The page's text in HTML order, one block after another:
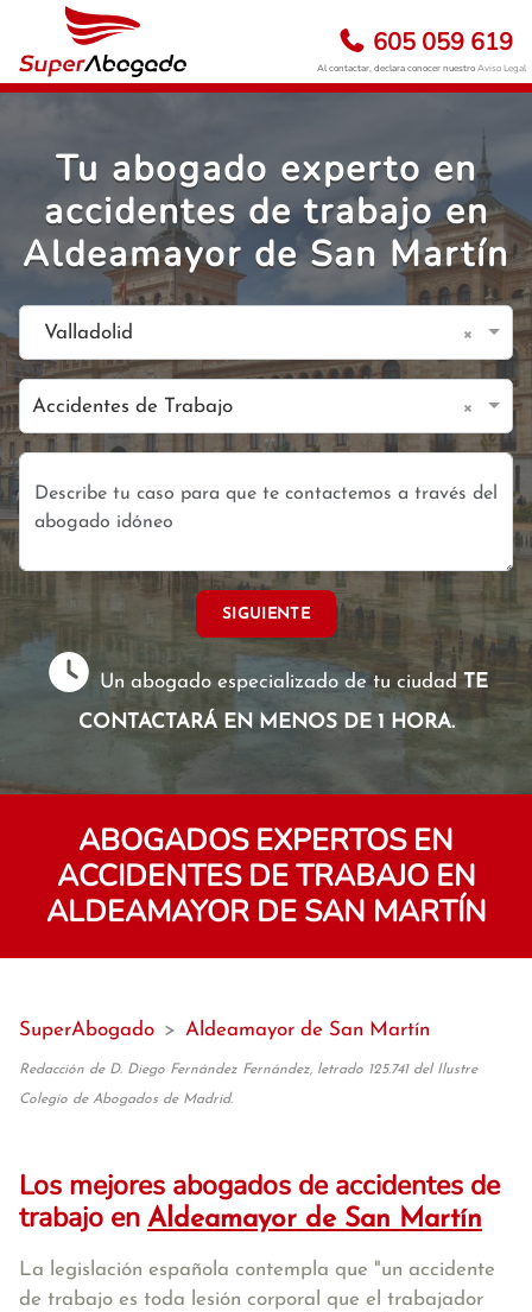
605 059 619
Al contactar, declara conocer nuestroAviso Legal
Tu abogado experto en
accidentes de trabajo en
Aldeamayor de San Martín
Valladolid ×
Accidentes de Trabajo ×
SIGUIENTE
Un abogado especializado de tu ciudadTE
CONTACTARÁ EN MENOS DE 1 HORA.
ABOGADOS EXPERTOS EN
ACCIDENTES DE TRABAJO EN
ALDEAMAYOR DE SAN MARTÍN
SuperAbogado > Aldeamayor de San Martín
Redacción de D. Diego Fernández Fernández, letrado 125.741 del Ilustre
Colegio de Abogados de Madrid.
Los mejores abogados de accidentes de
trabajo en Aldeamayor de San Martín
La legislación española contempla que "un accidente
de trabajo es toda lesión corporal que el trabajador